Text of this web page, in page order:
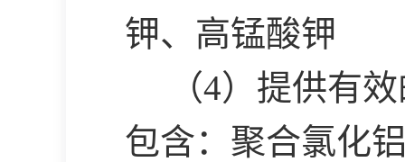
钾、高锰酸钾
（4）提供有
包含：聚合氯化